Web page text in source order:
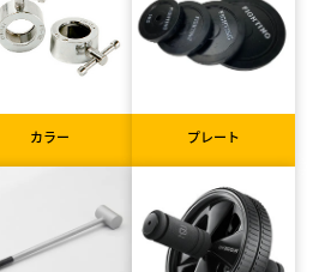
カラー プレート